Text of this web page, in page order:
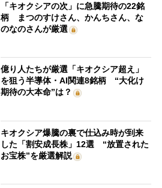
「キオクシアの次」に急騰期待の22銘
柄 まつのすけさん、かんちさん、な
のなのさんが厳選
億り人たちが厳選「キオクシア超え」
を狙う半導体・AI関連8銘柄 “大化け
期待の大本命”は？
キオクシア爆騰の裏で仕込み時が到来
した「割安成長株」12選 “放置された
お宝株”を厳選解説